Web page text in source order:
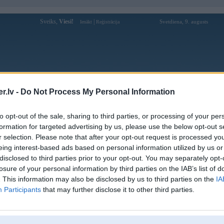
- Do Not Process My Personal Information
opt-out of the sale, sharing to third parties, or processing of your
for targeted advertising by us, please use the below opt-out
selection. Please note that after your opt-out request is processed
interest-based ads based on personal information utilized by us
to third parties prior to your opt-out. You may separately
of your personal information by third parties on the IAB’s list of
This information may also be disclosed by us to third parties on the
Participants that may further disclose it to other third parties.
Sveiks, Viesi! Ienākt Reģistrācija Svetdiena, 9. augusts
Forums Galerijas Reģistrācija Lietotāji
Lietotāja shbet0team profils
Lietotājvārds:
shbet0team
Ziņojumi forumā:
0
Pēdējie ziņojumi forumā